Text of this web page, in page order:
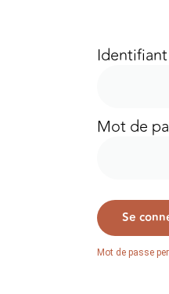
Mot de
Se
Mot de passe